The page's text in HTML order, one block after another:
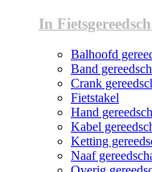
In
Balhoofd
Band
Crank
Fietstakel
Hand
Kabel
Ketting
Naaf